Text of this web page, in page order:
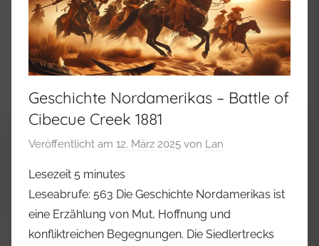
Geschichte Nordamerikas – Battle of
Cibecue Creek 1881
Veröffentlicht am 12. März 2025 von Lan
Lesezeit 5 minutes
Leseabrufe: 563 Die Geschichte Nordamerikas ist
eine Erzählung von Mut, Hoffnung und
konfliktreichen Begegnungen. Die Siedlertrecks